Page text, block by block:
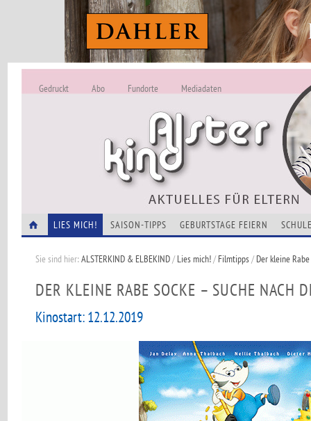
ALSTERKIND -
Alles Neu
Gedruckt Abo Fundorte Mediadaten
LIES MICH! SAISON-TIPPS GEBURTSTAGE FEIERN
Sie sind hier:ALSTERKIND & ELBEKIND/Lies mich!/Filmtipps/Der kleine
DER KLEINE RABE SOCKE – SUCHE NACH
Kinostart: 12.12.2019